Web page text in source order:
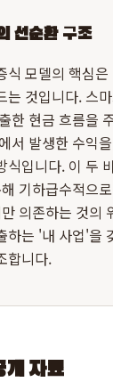
선순환 구조
식 모델의 핵심
는 것입니다. 스
한 현금 흐름을
서 발생한 수익
식입니다. 이 두
기하급수적으
의존하는 것의
하는 '내 사업'을
합니다.
개 자료